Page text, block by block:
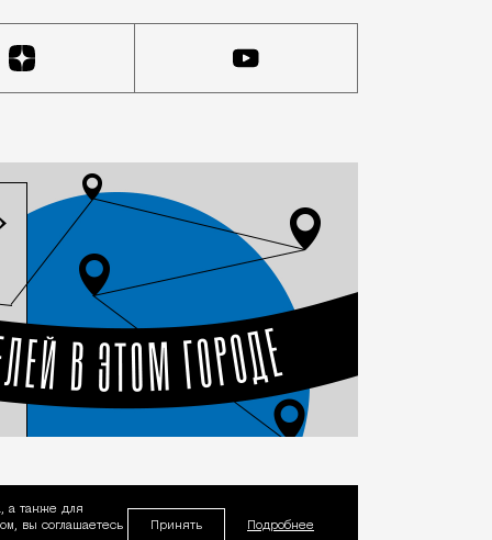
а также для
вы соглашаетесь
Принять Подробнее